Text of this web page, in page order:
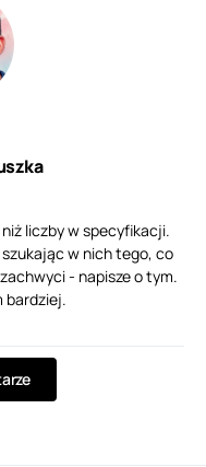
liczby w specyfikacji.
w nich tego, co
- napisze o tym.
bardziej.